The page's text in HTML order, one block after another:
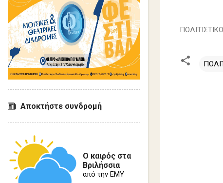
Αποκτήστε συνδρομή
Ο καιρός στα
Βριλήσσια
από την ΕΜΥ